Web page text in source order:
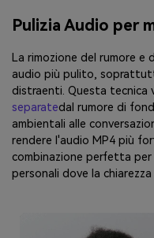
Pulizia Audio per
La rimozione del rumore e
audio più pulito,
distraenti. Questa tecnica
separatedal rumore di
ambientali alle
rendere l'audio MP4 più
combinazione perfetta
personali dove la